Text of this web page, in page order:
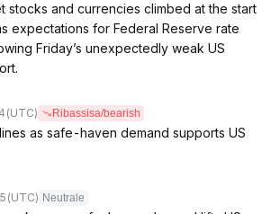
stocks and currencies climbed at the start
expectations for Federal Reserve rate
Friday’s unexpectedly weak US
(UTC) Ribassisa/bearish
as safe-haven demand supports US
(UTC) Neutrale